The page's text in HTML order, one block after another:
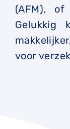
(AFM),
Gelukkig
voor